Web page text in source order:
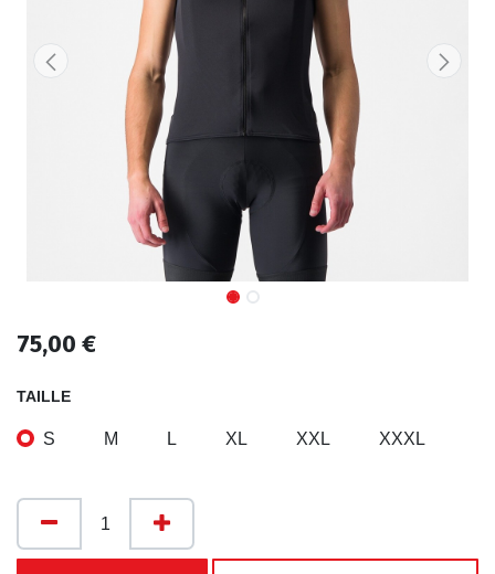
75,00 €
TAILLE
S M L XL XXL XXXL